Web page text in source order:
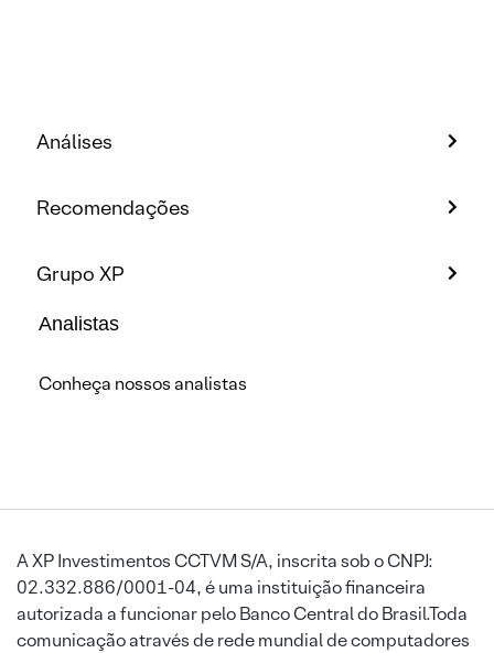
Análises
Recomendações
Grupo XP
Analistas
Conheça nossos analistas
A XP Investimentos CCTVM S/A, inscrita sob o CNPJ:
02.332.886/0001-04, é uma instituição financeira
autorizada a funcionar pelo Banco Central do Brasil.Toda
comunicação através de rede mundial de computadores